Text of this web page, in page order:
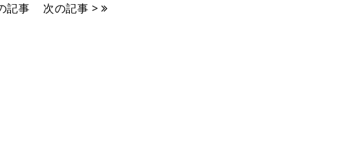
記事 次の記事 >